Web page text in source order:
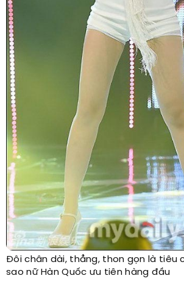
Đôi chân dài, thẳng, thon gọn là tiêu
sao nữ Hàn Quốc ưu tiên hàng đầu